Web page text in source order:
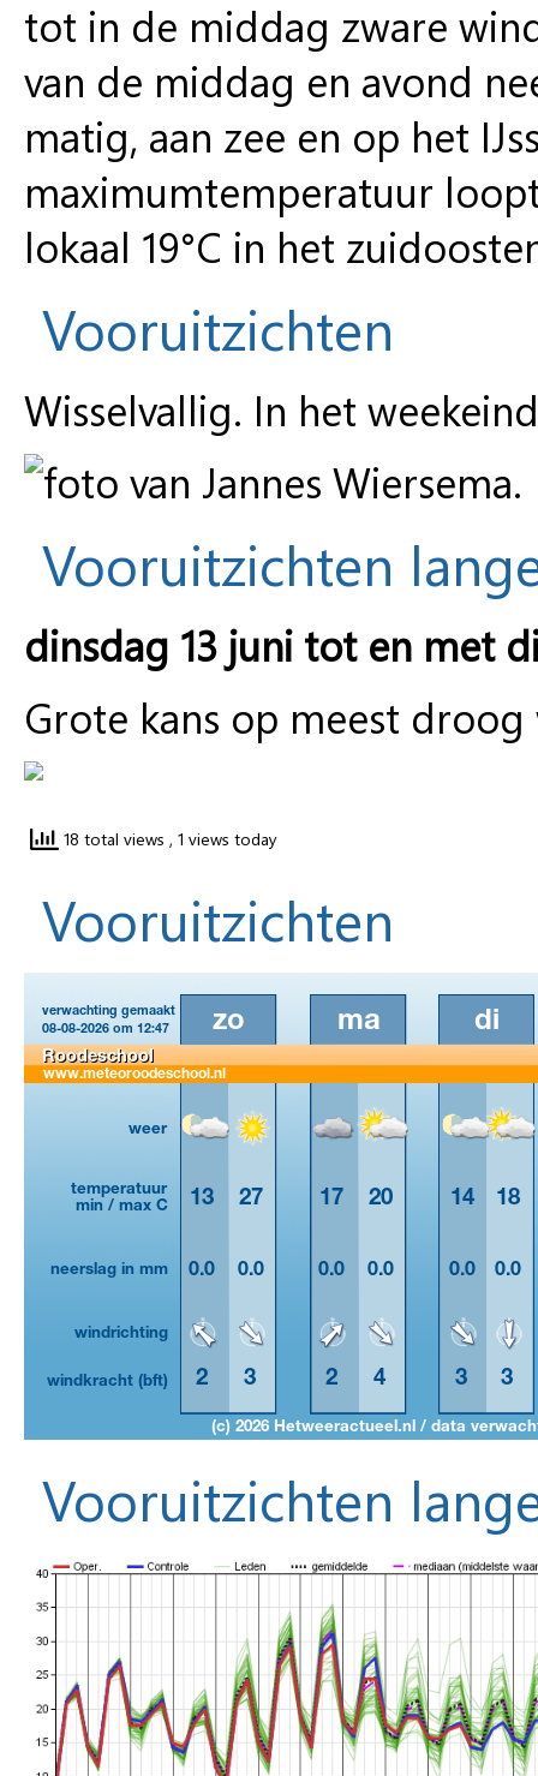
tot in de middag zware
van de middag en avond
matig, aan zee en op het
maximumtemperatuur
lokaal 19°C in het
Vooruitzichten
Wisselvallig. In het
Vooruitzichten
dinsdag 13 juni tot en met
Grote kans op meest
18 total views , 1 views today
Vooruitzichten
Vooruitzichten